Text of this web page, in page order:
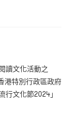
讀文化活動之
港特別行政區政府
行文化節2024」